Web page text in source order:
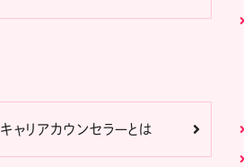
キャリアカウンセラーとは